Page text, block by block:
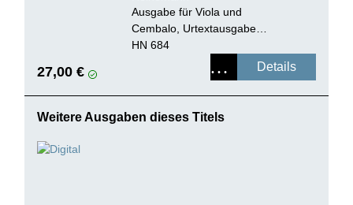
Ausgabe für Viola und
Cembalo, Urtextausgabe,
broschiert
HN 684
27,00 € Details
Weitere Ausgaben dieses Titels